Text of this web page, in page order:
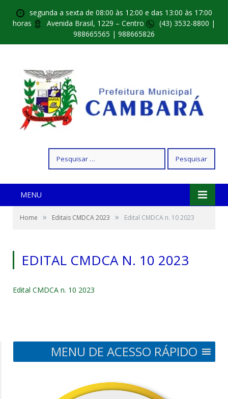
segunda a sexta de 08:00 às 12:00 e das 13:00 às 17:00
horas
Avenida Brasil, 1229 – Centro
(43) 3532-8800 |
988665565 | 988665826
por:
MENU
Home » Editais CMDCA 2023 » Edital CMDCA n. 10 2023
EDITAL CMDCA N. 10 2023
Edital CMDCA n. 10 2023
MENU DE ACESSO RÁPIDO